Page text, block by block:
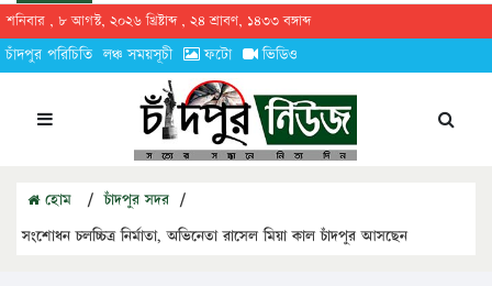
শনিবার , ৮ আগস্ট, ২০২৬ খ্রিষ্টাব্দ , ২৪ শ্রাবণ, ১৪৩৩ বঙ্গাব্দ
চাঁদপুর পরিচিতি লঞ্চ সময়সূচী ফটো ভিডিও
হোম / চাঁদপুর সদর /
সংশোধন চলচ্চিত্র নির্মাতা, অভিনেতা রাসেল মিয়া কাল চাঁদপুর আসছেন